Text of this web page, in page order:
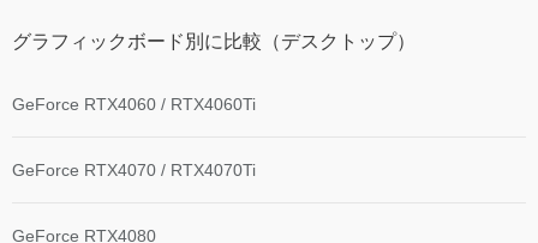
グラフィックボード別に比較（デスクトップ）
GeForce RTX4060 / RTX4060Ti
GeForce RTX4070 / RTX4070Ti
GeForce RTX4080